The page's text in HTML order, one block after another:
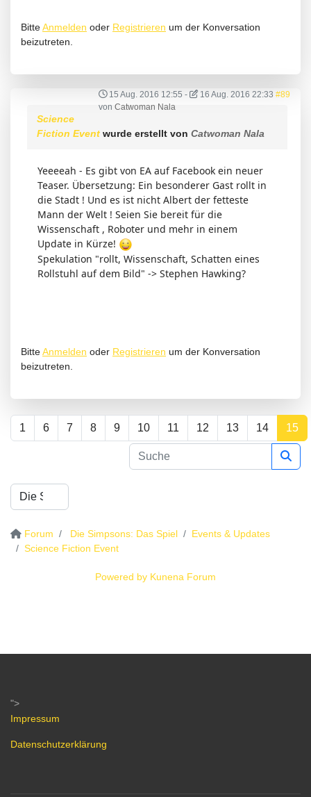
BitteAnmelden oder Registrieren um der Konversation
beizutreten.
15 Aug. 2016 12:55 - 16 Aug. 2016 22:33 #89
von Catwoman Nala
Science
Fiction Event wurde erstellt von Catwoman Nala
Yeeeeah - Es gibt von EA auf Facebook ein neuer
Teaser. Übersetzung: Ein besonderer Gast rollt in
die Stadt ! Und es ist nicht Albert der fetteste
Mann der Welt ! Seien Sie bereit für die
Wissenschaft , Roboter und mehr in einem
Update in Kürze!
Spekulation "rollt, Wissenschaft, Schatten eines
Rollstuhl auf dem Bild" -> Stephen Hawking?
BitteAnmelden oder Registrieren um der Konversation
beizutreten.
1 6 7 8 9 10 11 12 13 14 15
Forum Die Simpsons: Das Spiel
Events & Updates
Science Fiction Event
Powered by Kunena Forum
">
Impressum
Datenschutzerklärung